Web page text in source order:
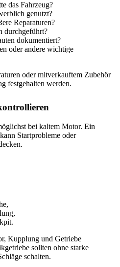
das Fahrzeug?
genutzt?
Reparaturen?
durchgeführt?
dokumentiert?
oder andere wichtige
oder mitverkauftem Zubehör
festgehalten werden.
bei kaltem Motor. Ein
Startprobleme oder
Kupplung und Getriebe
sollten ohne starke
schalten.